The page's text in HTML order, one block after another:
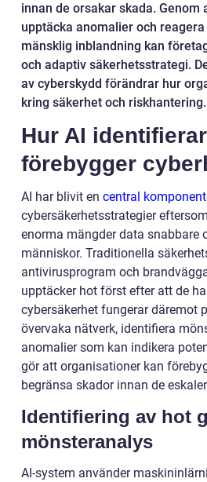
innan de orsakar skada. Genom
upptäcka anomalier och
mänsklig inblandning kan
och adaptiv säkerhetsstrategi.
av cyberskydd förändrar hur
kring säkerhet och riskhantering.
Hur AI
förebygger
AI har blivit en central komponent
cybersäkerhetsstrategier
enorma mängder data snabbare
människor. Traditionella
antivirusprogram och
upptäcker hot först efter att de
cybersäkerhet fungerar däremot
övervaka nätverk, identifiera
anomalier som kan indikera
gör att organisationer kan
begränsa skador innan de
Identifiering av hot
mönsteranalys
AI-system använder